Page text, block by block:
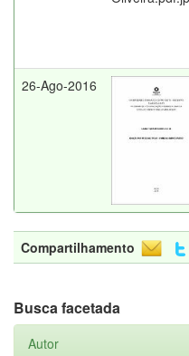
26-Ago-2016
Compartilhamento
Busca facetada
Autor